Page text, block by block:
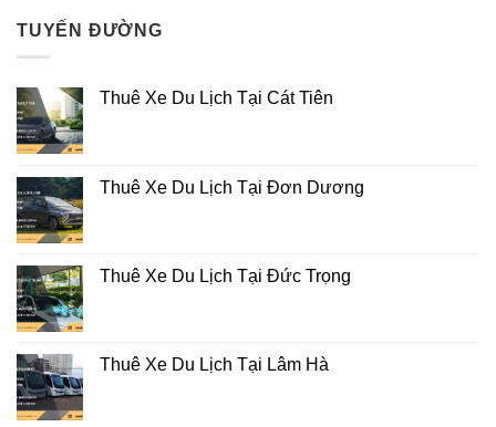
TUYẾN ĐƯỜNG
Thuê Xe Du Lịch Tại Cát Tiên
Thuê Xe Du Lịch Tại Đơn Dương
Thuê Xe Du Lịch Tại Đức Trọng
Thuê Xe Du Lịch Tại Lâm Hà